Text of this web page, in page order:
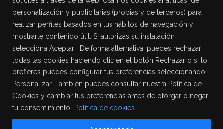
personalización y publicitarias (propias y de terceros) para
realizar perfiles basados en tus hábitos de navegación y
mostrarte contenido útil. Si autorizas su instalación
selecciona Aceptar , De forma alternativa, puedes rechazar
todas las cookies haciendo clic en el botón Rechazar o si lo
prefieres puedes configurar tus preferencias seleccionando
Personalizar. También puedes consultar nuestra Política de
Cookies y cambiar tus preferencias antes de otorgar o negar
tu consentimiento.
Política de cookies
PROTECCIÓN DE DATOS
Política de Privacidad
Política de Cookies
Aviso Legal